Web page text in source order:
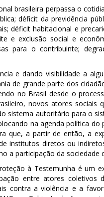
brasileira perpassa o
déficit da previdência
déficit habitacional e
e exclusão social e
para o contribuinte;
e dando visibilidade a
de grande parte dos
no Brasil desde o
novos atores sociais
sistema autoritário para o
na agenda política
que, a partir de então, a
institutos diretos ou
a participação da sociedade
à Testemunha é um
entre atores coletivos
contra a violência e a